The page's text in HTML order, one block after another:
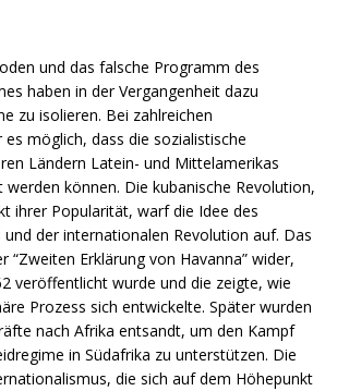
und das falsche Programm des
haben in der Vergangenheit dazu
zu isolieren. Bei zahlreichen
möglich, dass die sozialistische
Ländern Latein- und Mittelamerikas
können. Die kubanische Revolution,
ihrer Popularität, warf die Idee des
der internationalen Revolution auf. Das
“Zweiten Erklärung von Havanna” wider,
veröffentlicht wurde und die zeigte, wie
Prozess sich entwickelte. Später wurden
nach Afrika entsandt, um den Kampf
in Südafrika zu unterstützen. Die
die sich auf dem Höhepunkt